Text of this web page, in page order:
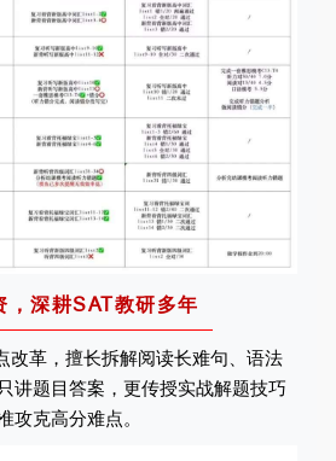
，深耕SAT教研多年
改革，擅长拆解阅读长难句、语法
讲题目答案，更传授实战解题技巧
攻克高分难点。